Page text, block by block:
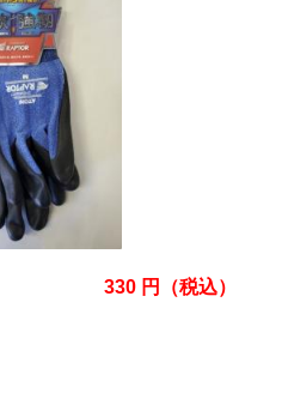
330円 （税込）